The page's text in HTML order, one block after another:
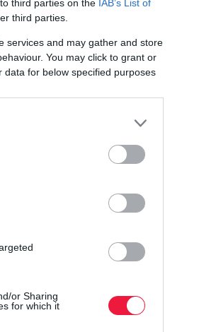
third parties on the IAB’s List of
third parties.
services and may gather and store
You may click to grant or
for below specified purposes
or Sharing
for which it
mert álláspontja
Keretegyezményének
tartott beszédében
átszámítva nagyjából…